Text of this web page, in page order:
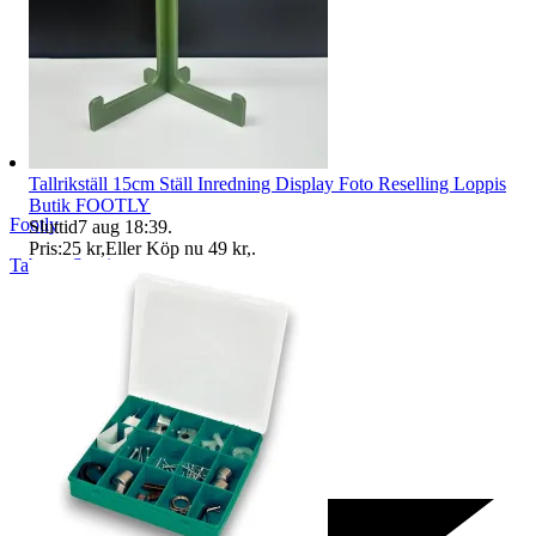
Footly
Taberg
Sverige
Tallrikställ 15cm Ställ Inredning Display Foto Reselling Loppis
Butik FOOTLY
Sluttid7 aug 18:39.
Pris:25 kr,Eller Köp nu 49 kr,.